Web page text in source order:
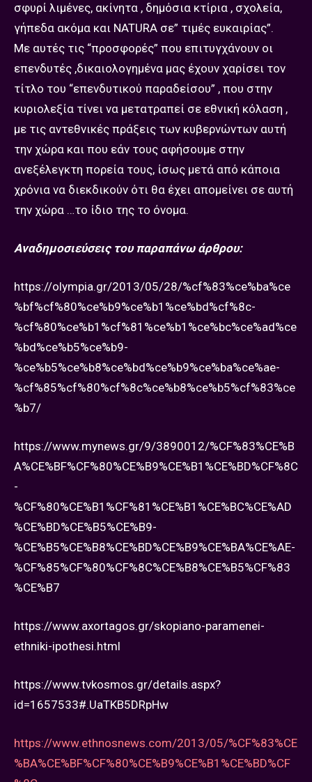
σφυρί λιμένες, ακίνητα , δημόσια κτίρια , σχολεία,
γήπεδα ακόμα και ΝATURA σε” τιμές ευκαιρίας”.
Με αυτές τις “προσφορές” που επιτυγχάνουν οι
επενδυτές ,δικαιολογημένα μας έχουν χαρίσει τον
τίτλο του “επενδυτικού παραδείσου” , που στην
κυριολεξία τίνει να μετατραπεί σε εθνική κόλαση ,
με τις αντεθνικές πράξεις των κυβερνώντων αυτή
την χώρα και που εάν τους αφήσουμε στην
ανεξέλεγκτη πορεία τους, ίσως μετά από κάποια
χρόνια να διεκδικούν ότι θα έχει απομείνει σε αυτή
την χώρα …το ίδιο της το όνομα.
Αναδημοσιεύσεις του παραπάνω άρθρου:
https://olympia.gr/2013/05/28/%cf%83%ce%ba%ce
%bf%cf%80%ce%b9%ce%b1%ce%bd%cf%8c-
%cf%80%ce%b1%cf%81%ce%b1%ce%bc%ce%ad%ce
%bd%ce%b5%ce%b9-
%ce%b5%ce%b8%ce%bd%ce%b9%ce%ba%ce%ae-
%cf%85%cf%80%cf%8c%ce%b8%ce%b5%cf%83%ce
%b7/
https://www.mynews.gr/9/3890012/%CF%83%CE%B
A%CE%BF%CF%80%CE%B9%CE%B1%CE%BD%CF%8C
-
%CF%80%CE%B1%CF%81%CE%B1%CE%BC%CE%AD
%CE%BD%CE%B5%CE%B9-
%CE%B5%CE%B8%CE%BD%CE%B9%CE%BA%CE%AE-
%CF%85%CF%80%CF%8C%CE%B8%CE%B5%CF%83
%CE%B7
https://www.axortagos.gr/skopiano-paramenei-
ethniki-ipothesi.html
https://www.tvkosmos.gr/details.aspx?
id=1657533#.UaTKB5DRpHw
https://www.ethnosnews.com/2013/05/%CF%83%CE
%BA%CE%BF%CF%80%CE%B9%CE%B1%CE%BD%CF